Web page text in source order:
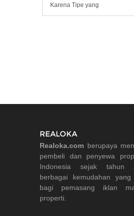
Karena Tipe yang
REALOKA
Realoka.com berupaya
pembeli dan penyewa
Indonesia sejak tahun
berbagai kemudahan
bagi pemasang iklan
properti.